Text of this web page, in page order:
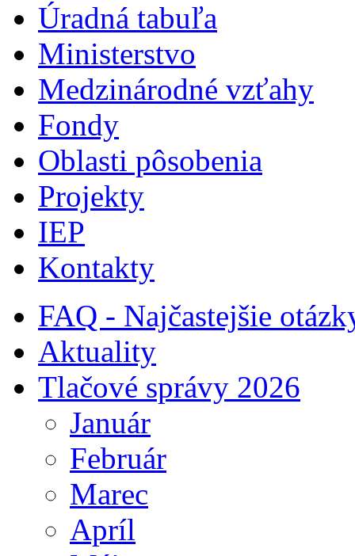
Úradná tabuľa
Ministerstvo
Medzinárodné vzťahy
Fondy
Oblasti pôsobenia
Projekty
IEP
Kontakty
FAQ - Najčastejšie
Aktuality
Tlačové správy 2026
Január
Február
Marec
Apríl